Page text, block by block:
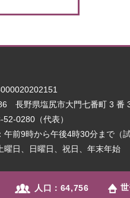
長野県塩尻市大門七番町 3 番
0280（代表）
午前9時から午後4時30分まで（
曜日、日曜日、祝日、年末年始
人口： 64,756 世